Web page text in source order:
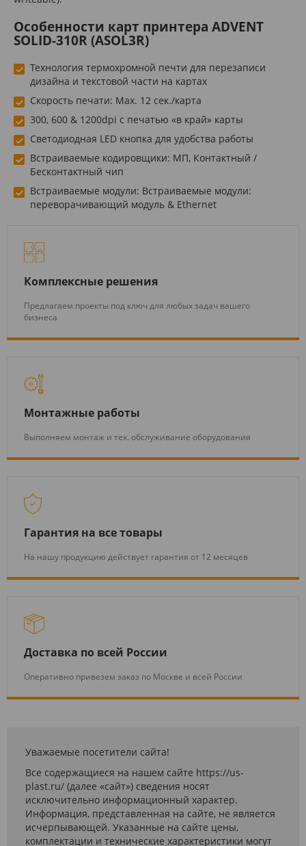
Особенности карт принтера ADVENT
SOLID-310R (ASOL3R)
Технология термохромной печти для перезаписи
дизайна и текстовой части на картах
Скорость печати: Max. 12 сек./карта
300, 600 & 1200dpi с печатью «в край» карты
Светодиодная LED кнопка для удобства работы
Встраиваемые кодировщики: МП, Контактный /
Бесконтактный чип
Встраиваемые модули: Встраиваемые модули:
переворачивающий модуль & Ethernet
Комплексные решения
Предлагаем проекты под ключ для любых задач вашего
бизнеса
Монтажные работы
Выполняем монтаж и тех. обслуживание оборудования
Гарантия на все товары
На нашу продукцию действует гарантия от 12 месяцев
Доставка по всей России
Оперативно привезем заказ по Москве и всей России
Уважаемые посетители сайта!
Все содержащиеся на нашем сайте https://us-
plast.ru/ (далее «сайт») сведения носят
исключительно информационный характер.
Информация, представленная на сайте, не является
исчерпывающей. Указанные на сайте цены,
комплектации и технические характеристики могут